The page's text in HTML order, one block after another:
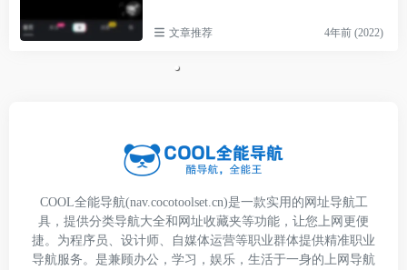
文章推荐 4年前 (2022)
COOL全能导航(nav.cocotoolset.cn)是一款实用的网址导航工
具，提供分类导航大全和网址收藏夹等功能，让您上网更便
捷。为程序员、设计师、自媒体运营等职业群体提供精准职业
导航服务。是兼顾办公，学习，娱乐，生活于一身的上网导航